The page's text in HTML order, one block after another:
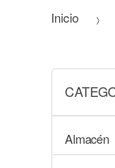
Inicio
Almacén